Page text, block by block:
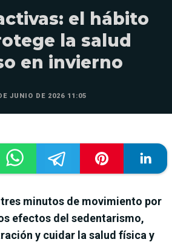
el hábito
la salud
en invierno
JUNIO DE 2026 11:05
minutos de movimiento por
efectos del sedentarismo,
y cuidar la salud física y